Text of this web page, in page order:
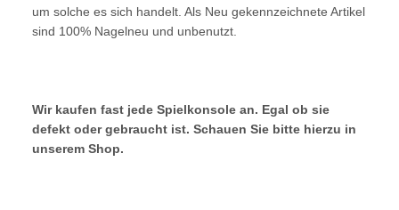
um solche es sich handelt. Als Neu gekennzeichnete Artikel
sind 100% Nagelneu und unbenutzt.
Wir kaufen fast jede Spielkonsole an. Egal ob sie
defekt oder gebraucht ist. Schauen Sie bitte hierzu in
unserem Shop.